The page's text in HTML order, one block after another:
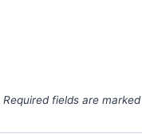
Required fields are